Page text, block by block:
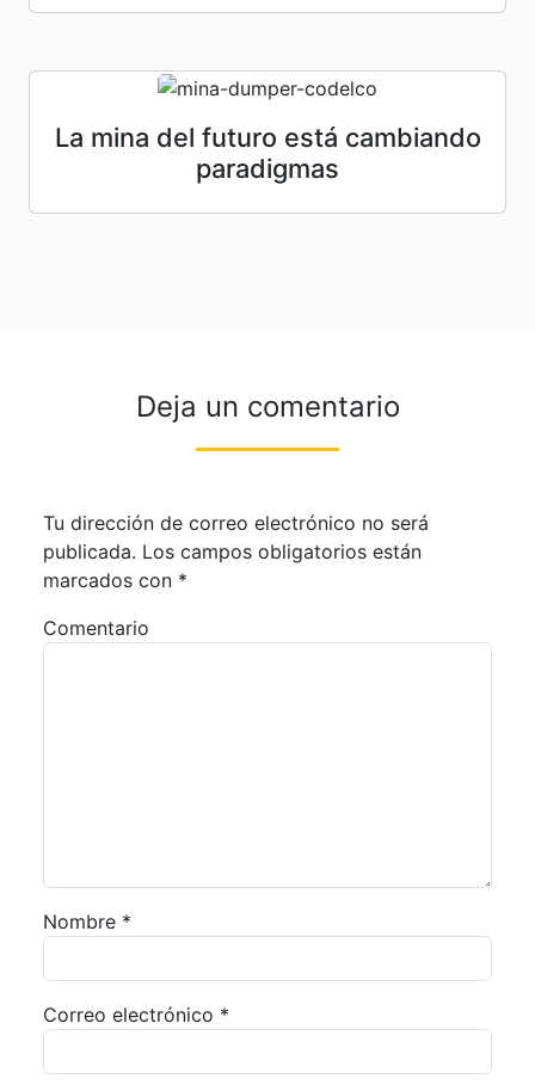
La mina del futuro está cambiando
paradigmas
Deja un comentario
Tu dirección de correo electrónico no será
publicada. Los campos obligatorios están
marcados con *
Comentario
Nombre *
Correo electrónico *